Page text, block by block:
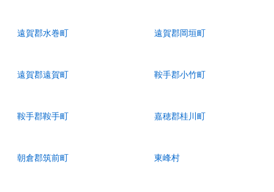
遠賀郡水巻町 遠賀郡岡垣町
遠賀郡遠賀町 鞍手郡小竹町
鞍手郡鞍手町 嘉穂郡桂川町
朝倉郡筑前町 東峰村